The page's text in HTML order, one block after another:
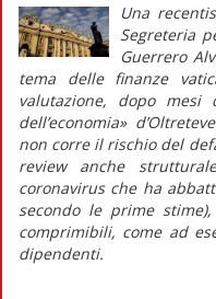
Una
Segreteria
Guerrero
tema delle finanze
valutazione, dopo
dell’economia»
non corre il rischio del
review anche
coronavirus che ha
secondo le prime
comprimibili, come ad
dipendenti.